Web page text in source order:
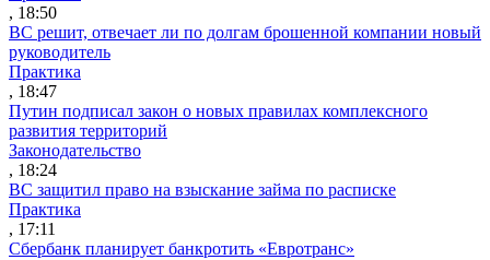
, 18:50
ВС решит, отвечает ли по долгам брошенной компании новый
руководитель
Практика
, 18:47
Путин подписал закон о новых правилах комплексного
развития территорий
Законодательство
, 18:24
ВС защитил право на взыскание займа по расписке
Практика
, 17:11
Сбербанк планирует банкротить «Евротранс»